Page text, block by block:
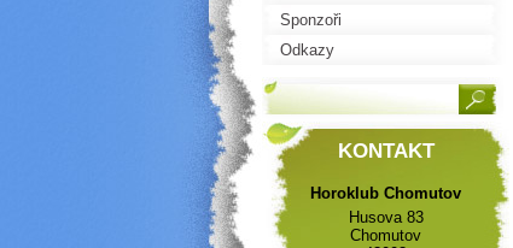
Sponzoři
Odkazy
KONTAKT
Horoklub Chomutov
Husova 83
Chomutov